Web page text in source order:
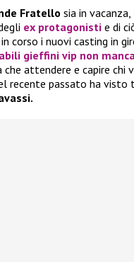
Fratello sia in vacanza,
ex protagonisti e di
corso i nuovi casting in
gieffini vip non
che attendere e capire chi
recente passato ha visto